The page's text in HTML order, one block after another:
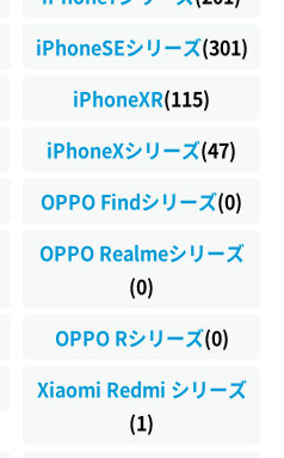
iPhoneSEシリーズ(301)
iPhoneXR(115)
iPhoneXシリーズ(47)
OPPO Findシリーズ(0)
OPPO Realmeシリーズ
(0)
OPPO Rシリーズ(0)
Xiaomi Redmi シリーズ
(1)